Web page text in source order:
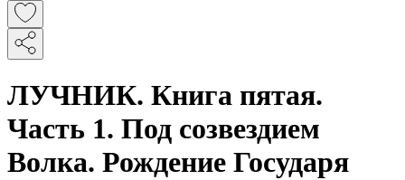
ЛУЧНИК. Книга пятая.
Часть 1. Под созвездием
Волка. Рождение Государя